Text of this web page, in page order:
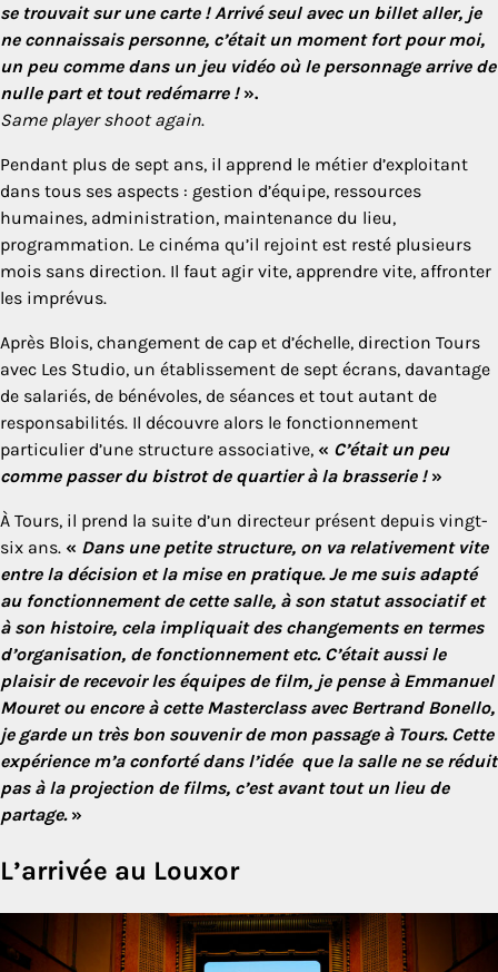
se trouvait sur une carte ! Arrivé seul avec un billet aller, je
ne connaissais personne, c’était un moment fort pour moi,
un peu comme dans un jeu vidéo où le personnage arrive de
nulle part et tout redémarre !».
Same player shoot again.
Pendant plus de sept ans, il apprend le métier d’exploitant
dans tous ses aspects : gestion d’équipe, ressources
humaines, administration, maintenance du lieu,
programmation. Le cinéma qu’il rejoint est resté plusieurs
mois sans direction. Il faut agir vite, apprendre vite, affronter
les imprévus.
Après Blois, changement de cap et d’échelle, direction Tours
avec Les Studio, un établissement de sept écrans, davantage
de salariés, de bénévoles, de séances et tout autant de
responsabilités. Il découvre alors le fonctionnement
particulier d’une structure associative, « C’était un peu
comme passer du bistrot de quartier à la brasserie !»
À Tours, il prend la suite d’un directeur présent depuis vingt-
six ans. « Dans une petite structure, on va relativement vite
entre la décision et la mise en pratique. Je me suis adapté
au fonctionnement de cette salle, à son statut associatif et
à son histoire, cela impliquait des changements en termes
d’organisation, de fonctionnement etc. C’était aussi le
plaisir de recevoir les équipes de film, je pense à Emmanuel
Mouret ou encore à cette Masterclass avec Bertrand Bonello,
je garde un très bon souvenir de mon passage à Tours. Cette
expérience m’a conforté dans l’idée que la salle ne se réduit
pas à la projection de films, c’est avant tout un lieu de
partage. »
L’arrivée au Louxor